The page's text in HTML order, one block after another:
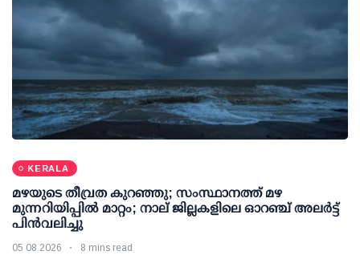
KERALA
മഴയുടെ തീവ്രത കുറഞ്ഞു; സംസ്ഥാനത്ത് മഴ
മുന്നറിയിപ്പിൽ മാറ്റം; നാല് ജില്ലകളിലെ ഓറഞ്ച് അലർട്ട്
പിൻവലിച്ചു
05 08 2026 8 mins read